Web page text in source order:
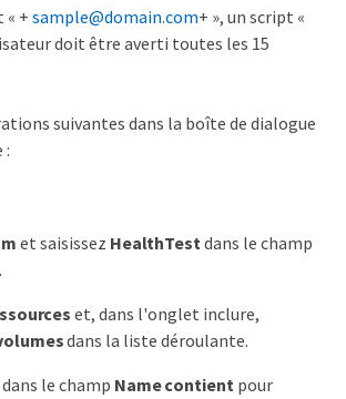
« + sample@domain.com+ », un script «
doit être averti toutes les 15
suivantes dans la boîte de dialogue
:
et saisissez HealthTestdans le champ
.
et, dans l'onglet inclure,
dans la liste déroulante.
le champ Name contientpour